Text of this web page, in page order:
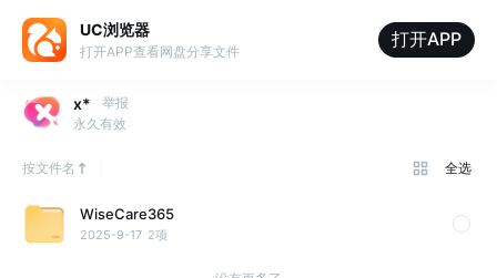
UC浏览器
打开APP查看网盘分享文件
打开APP
x*
举报
永久有效
按文件名 全选
WiseCare365
2025-9-17 2项